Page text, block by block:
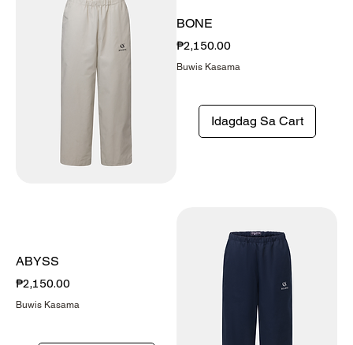
BONE
Presyo
₱2,150.00
Buwis Kasama
Idagdag Sa Cart
ABYSS
Presyo
₱2,150.00
Buwis Kasama